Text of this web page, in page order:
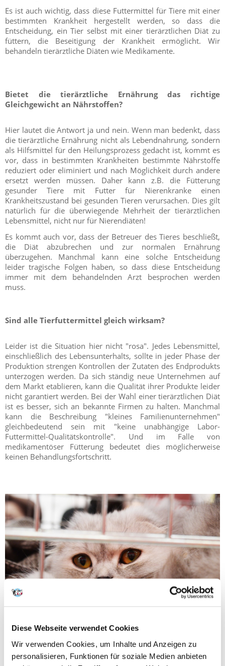
Diese Webseite verwendet Cookies
Wir verwenden Cookies, um Inhalte und Anzeigen zu
personalisieren, Funktionen für soziale Medien anbieten
Es ist auch wichtig, dass diese Futtermittel für Tiere mit einer
bestimmten Krankheit hergestellt werden, so dass die
Entscheidung, ein Tier selbst mit einer tierärztlichen Diät zu
füttern, die Beseitigung der Krankheit ermöglicht. Wir
behandeln tierärztliche Diäten wie Medikamente.
Bietet die tierärztliche Ernährung das richtige
Gleichgewicht an Nährstoffen?
Hier lautet die Antwort ja und nein. Wenn man bedenkt, dass
die tierärztliche Ernährung nicht als Lebendnahrung, sondern
als Hilfsmittel für den Heilungsprozess gedacht ist, kommt es
vor, dass in bestimmten Krankheiten bestimmte Nährstoffe
reduziert oder eliminiert und nach Möglichkeit durch andere
ersetzt werden müssen. Daher kann z.B. die Fütterung
gesunder Tiere mit Futter für Nierenkranke einen
Krankheitszustand bei gesunden Tieren verursachen. Dies gilt
natürlich für die überwiegende Mehrheit der tierärztlichen
Lebensmittel, nicht nur für Nierendiäten!
Es kommt auch vor, dass der Betreuer des Tieres beschließt,
die Diät abzubrechen und zur normalen Ernährung
überzugehen. Manchmal kann eine solche Entscheidung
leider tragische Folgen haben, so dass diese Entscheidung
immer mit dem behandelnden Arzt besprochen werden
muss.
Sind alle Tierfuttermittel gleich wirksam?
Leider ist die Situation hier nicht "rosa". Jedes Lebensmittel,
einschließlich des Lebensunterhalts, sollte in jeder Phase der
Produktion strengen Kontrollen der Zutaten des Endprodukts
unterzogen werden. Da sich ständig neue Unternehmen auf
dem Markt etablieren, kann die Qualität ihrer Produkte leider
nicht garantiert werden. Bei der Wahl einer tierärztlichen Diät
ist es besser, sich an bekannte Firmen zu halten. Manchmal
kann die Beschreibung "kleines Familienunternehmen"
gleichbedeutend sein mit "keine unabhängige Labor-
Futtermittel-Qualitätskontrolle". Und im Falle von
medikamentöser Fütterung bedeutet dies möglicherweise
keinen Behandlungsfortschritt.
Wir sollten auch daran denken, dass eine tierärztliche Diät